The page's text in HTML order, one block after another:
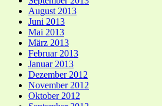
August 2013
Juni 2013
Mai 2013
März 2013
Februar 2013
Januar 2013
Dezember 2012
November 2012
Oktober 2012